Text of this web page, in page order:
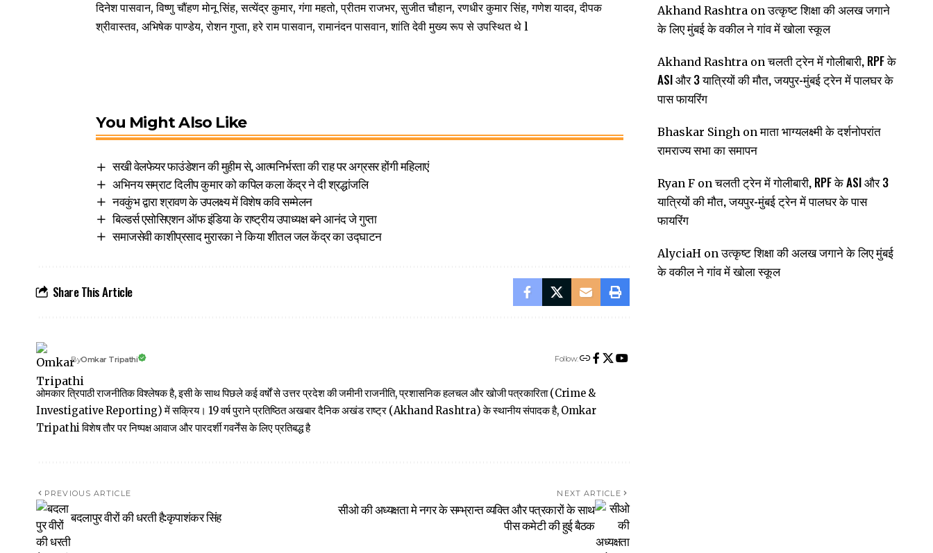
दिनेश पासवान, विष्णु चौंहण मोनू सिंह, सत्येंद्र कुमार, गंगा महतो, प्रीतम राजभर, सुजीत चौहान, रणधीर कुमार सिंह, गणेश यादव, दीपक
श्रीवास्तव, अभिषेक पाण्डेय, रोशन गुप्ता, हरे राम पासवान, रामानंदन पासवान, शांति देवी मुख्य रूप से उपस्थित थे l
You Might Also Like
सखी वेलफेयर फाउंडेशन की मुहीम से, आत्मनिर्भरता की राह पर अग्रसर होंगी महिलाएं
अभिनय सम्राट दिलीप कुमार को कपिल कला केंद्र ने दी श्रद्धांजलि
नवकुंभ द्वारा श्रावण के उपलक्ष्य में विशेष कवि सम्मेलन
बिल्डर्स एसोसिएशन ऑफ इंडिया के राष्ट्रीय उपाध्यक्ष बने आनंद जे गुप्ता
समाजसेवी काशीप्रसाद मुरारका ने किया शीतल जल केंद्र का उद्घाटन
Share This Article
ByOmkar Tripathi Follow:
ओमकार त्रिपाठी राजनीतिक विश्लेषक है, इसी के साथ पिछले कई वर्षों से उत्तर प्रदेश की जमीनी राजनीति, प्रशासनिक हलचल और खोजी पत्रकारिता (Crime &
Investigative Reporting) में सक्रिय। 19 वर्ष पुराने प्रतिष्ठित अखबार दैनिक अखंड राष्ट्र (Akhand Rashtra) के स्थानीय संपादक है, Omkar
Tripathi विशेष तौर पर निष्पक्ष आवाज और पारदर्शी गवर्नेंस के लिए प्रतिबद्ध है
PREVIOUS ARTICLE
बदलापुर वीरों की धरती है:कृपाशंकर सिंह
NEXT ARTICLE
सीओ की अध्यक्षता मे नगर के सम्भ्रान्त व्यक्ति और पत्रकारों के साथ
पीस कमेटी की हुई बैठक
Akhand Rashtraonउत्कृष्ट शिक्षा की अलख जगाने
के लिए मुंबई के वकील ने गांव में खोला स्कूल
Akhand Rashtraonचलती ट्रेन में गोलीबारी, RPF के
ASI और 3 यात्रियों की मौत, जयपुर-मुंबई ट्रेन में पालघर के
पास फायरिंग
Bhaskar Singhonमाता भाग्यलक्ष्मी के दर्शनोपरांत
रामराज्य सभा का समापन
Ryan Fonचलती ट्रेन में गोलीबारी, RPF के ASI और 3
यात्रियों की मौत, जयपुर-मुंबई ट्रेन में पालघर के पास
फायरिंग
AlyciaHonउत्कृष्ट शिक्षा की अलख जगाने के लिए मुंबई
के वकील ने गांव में खोला स्कूल